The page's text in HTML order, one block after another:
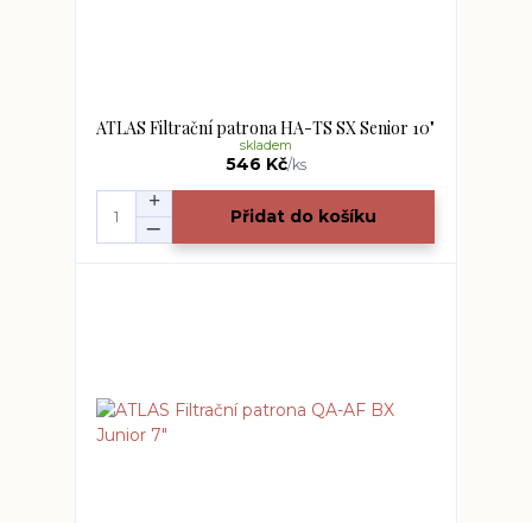
ATLAS Filtrační patrona HA-TS SX Senior 10"
546 Kč/ks
skladem
Přidat do košíku